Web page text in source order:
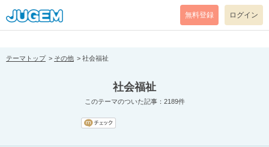
[pear_error: message="Success" code=0 mode=return level=notice
prefix="" info=""]
無料登録 ログイン
テーマトップ その他 社会福祉
社会福祉
このテーマのついた記事：2189件